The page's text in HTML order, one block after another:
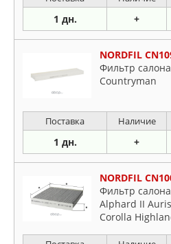
1 дн. +
NORDFIL
Фильтр
Countryman
Поставка Наличие
1 дн. +
NORDFIL
Фильтр
Alphard II
Corolla